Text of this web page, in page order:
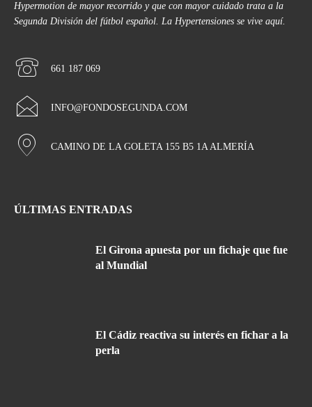
Hypermotion de mayor recorrido y que con mayor cuidado trata a la
Segunda División del fútbol español. La Hypertensiones se vive aquí.
661 187 069
INFO@FONDOSEGUNDA.COM
CAMINO DE LA GOLETA 155 B5 1A ALMERÍA
ÚLTIMAS ENTRADAS
El Girona apuesta por un fichaje que fue
al Mundial
El Cádiz reactiva su interés en fichar a la
perla